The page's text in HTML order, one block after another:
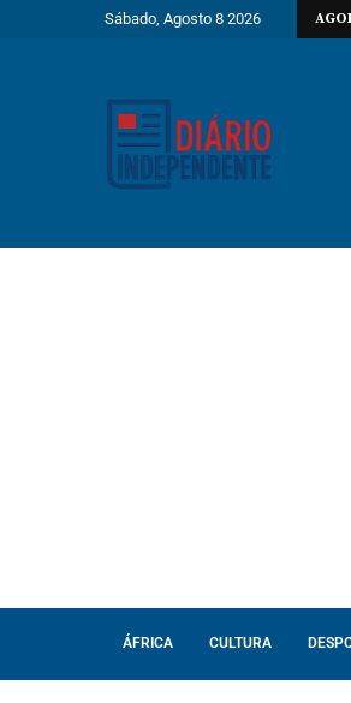
Sábado, Agosto 8 2026
e fica abaixo dos 10% pela primeira vez desde
ÁFRICA CULTURA